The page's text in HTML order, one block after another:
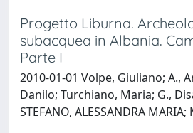
Progetto Liburna.
subacquea in Albania.
Parte I
2010-01-01 Volpe, Giuliano; A.,
Danilo; Turchiano, Maria; G.,
STEFANO, ALESSANDRA